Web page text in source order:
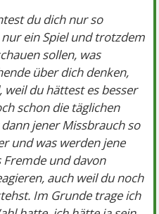
du dich nur so
ein Spiel und trotzdem
sollen, was
über dich denken,
weil du hättest es besser
schon die täglichen
jener Missbrauch so
und was werden jene
Fremde und davon
auch weil du noch
Im Grunde trage ich